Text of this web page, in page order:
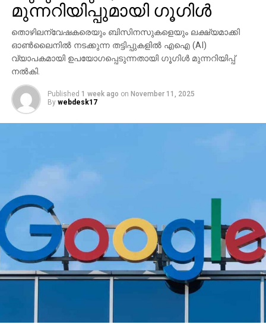
മുന്നറിയിപ്പുമായി ഗൂഗിള്‍
തൊഴിലന്വേഷകരെയും ബിസിനസുകളെയും ലക്ഷ്യമാക്കി
ഓണ്‍ലൈനില്‍ നടക്കുന്ന തട്ടിപ്പുകളില്‍ എഐ (AI)
വ്യാപകമായി ഉപയോഗപ്പെടുന്നതായി ഗൂഗിള്‍ മുന്നറിയിപ്പ്
നല്‍കി.
Published 1 week ago on November 11, 2025
By webdesk17